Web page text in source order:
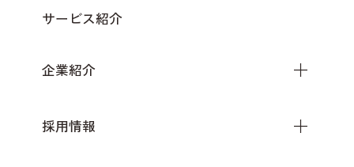
サービス紹介
企業紹介
採用情報